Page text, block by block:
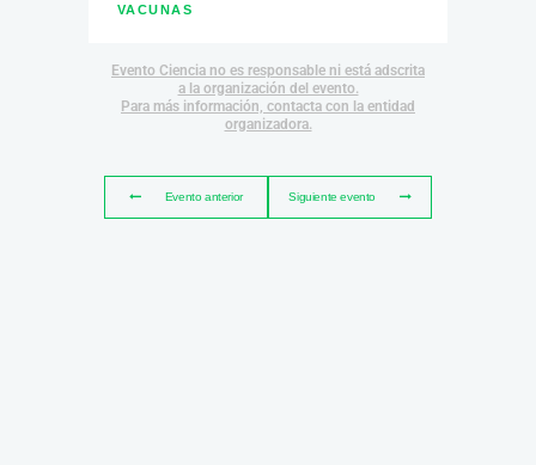
VACUNAS
Evento Ciencia no es responsable ni está adscrita
a la organización del evento.
Para más información, contacta con la entidad
organizadora.
Evento anterior Siguiente evento